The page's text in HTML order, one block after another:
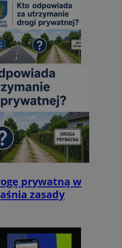
prywatną w
zasady